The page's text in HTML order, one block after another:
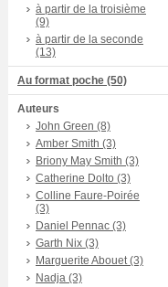
à partir de la troisième
(9)
à partir de la seconde
(13)
Au format poche (50)
Auteurs
John Green (8)
Amber Smith (3)
Briony May Smith (3)
Catherine Dolto (3)
Colline Faure-Poirée
(3)
Daniel Pennac (3)
Garth Nix (3)
Marguerite Abouet (3)
Nadja (3)